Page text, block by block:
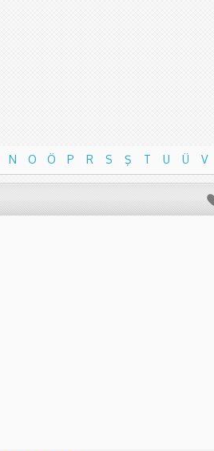
N O Ö P R S Ş T U Ü V
N O Ö P R S Ş T U Ü V